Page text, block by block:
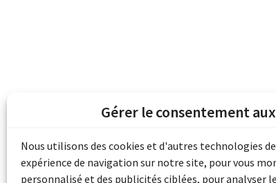
Gérer le consentement
Nous utilisons des cookies et d'autres technologies
expérience de navigation sur notre site, pour vous
personnalisé et des publicités ciblées, pour analyser
Les archives du son et de l'image
grâce au financement de
pour les collectivités du patrimoine
d'aide aux musées (Accès